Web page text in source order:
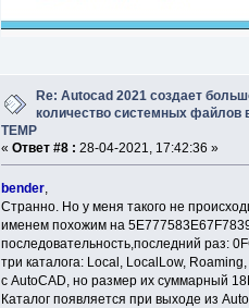
Re: Autocad 2021 создает
количество системных файлов
TEMP
« Ответ #8 : 28-04-2021, 17:42:36 »
bender,
Странно. Но у меня такого не
именем похожим на
последовательность,последний раз:
три каталога: Local, LocalLow,
с AutoCAD, но размер их суммарный
Каталог появляется при выходе из